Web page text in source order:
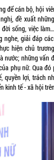
để cán bộ, hội
đề xuất
sống, việc
giải đáp
hiện chủ
những vấn
phụ nữ. Qua
quyền lợi, trách
kinh tế - xã hội